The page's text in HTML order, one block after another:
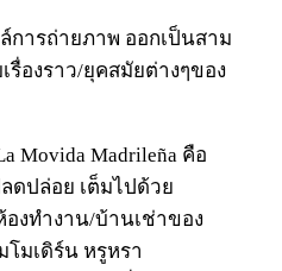
การถ่ายภาพ ออกเป็นสาม
รื่องราว/ยุคสมัยต่างๆของ
Movida Madrileña คือ
ดปล่อย เต็มไปด้วย
งทำงาน/บ้านเช่าของ
โมเดิร์น หรูหรา